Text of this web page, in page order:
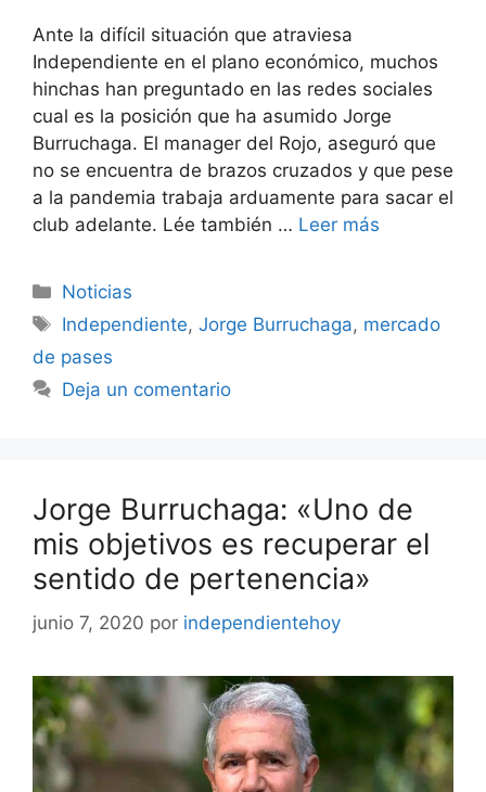
Ante la difícil situación que atraviesa
Independiente en el plano económico, muchos
hinchas han preguntado en las redes sociales
cual es la posición que ha asumido Jorge
Burruchaga. El manager del Rojo, aseguró que
no se encuentra de brazos cruzados y que pese
a la pandemia trabaja arduamente para sacar el
club adelante. Lée también … Leer más
Categorías
Noticias
Etiquetas
Independiente,Jorge Burruchaga, mercado
de pases
Deja un comentario
Jorge Burruchaga: «Uno de
mis objetivos es recuperar el
sentido de pertenencia»
junio 7, 2020 por independientehoy